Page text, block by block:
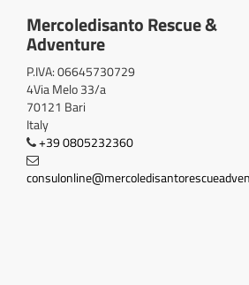
Mercoledisanto Rescue &
Adventure
P.IVA: 06645730729
4Via Melo 33/a
70121 Bari
Italy
+39 0805232360